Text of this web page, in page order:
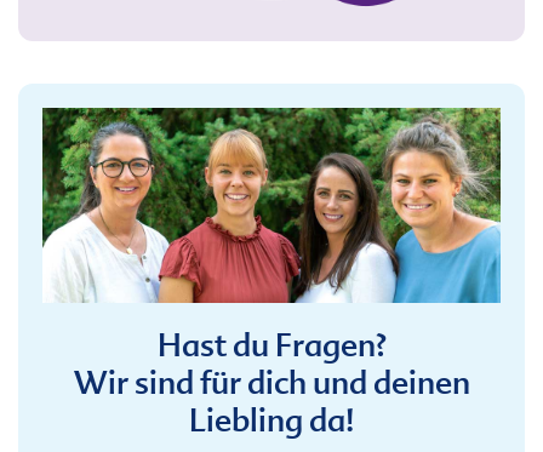
Hast du Fragen?
Wir sind für dich und deinen
Liebling da!